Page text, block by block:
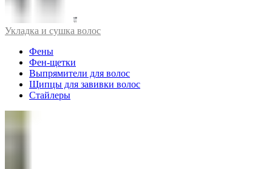
Укладка и сушка волос
Фены
Фен-щетки
Выпрямители для волос
Щипцы для завивки волос
Стайлеры